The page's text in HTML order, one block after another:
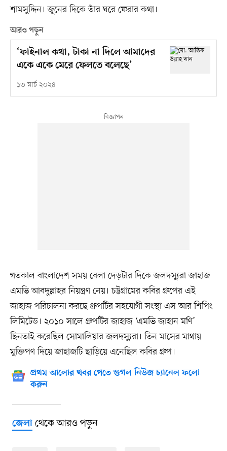
শামসুদ্দিন। জুনের দিকে তাঁর ঘরে ফেরার কথা।
আরও পড়ুন
‘ফাইনাল কথা, টাকা না দিলে আমাদের
একে একে মেরে ফেলতে বলেছে’
১৩ মার্চ ২০২৪
গতকাল বাংলাদেশ সময় বেলা দেড়টার দিকে জলদস্যুরা জাহাজ
এমভি আবদুল্লাহর নিয়ন্ত্রণ নেয়। চট্টগ্রামের কবির গ্রুপের এই
জাহাজ পরিচালনা করছে গ্রুপটির সহযোগী সংস্থা এস আর শিপিং
লিমিটেড। ২০১০ সালে গ্রুপটির জাহাজ ‘এমভি জাহান মণি’
ছিনতাই করেছিল সোমালিয়ার জলদস্যুরা। তিন মাসের মাথায়
মুক্তিপণ দিয়ে জাহাজটি ছাড়িয়ে এনেছিল কবির গ্রুপ।
প্রথম আলোর খবর পেতে গুগল নিউজ চ্যানেল ফলো
করুন
জেলাথেকে আরও পড়ুন